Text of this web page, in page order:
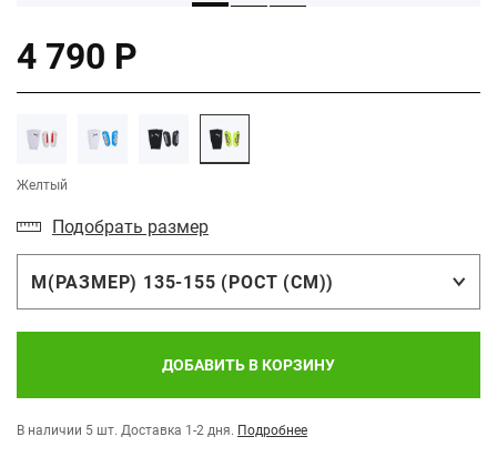
4 790 Р
Желтый
Подобрать размер
M(РАЗМЕР) 135-155 (РОСТ (СМ))
ДОБАВИТЬ В КОРЗИНУ
В наличии 5 шт. Доставка 1-2 дня. Подробнее